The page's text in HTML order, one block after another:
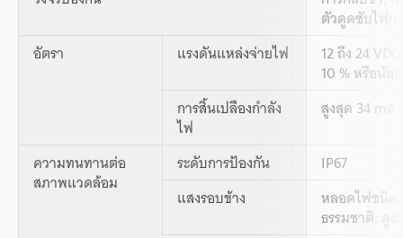
ตัวดูดซับไฟก
อัตรา
แรงดันแหล่งจ่ายไฟ 12 ถึง 24
10 % หรือน้อ
การสิ้นเปลืองกำลัง
ไฟ
สูงสุด 34 mA
ความทนทานต่อ
สภาพแวดล้อม
ระดับการป้องกัน
IP67
แสงรอบข้าง
หลอดไฟชนิด
ธรรมชาติ: สู